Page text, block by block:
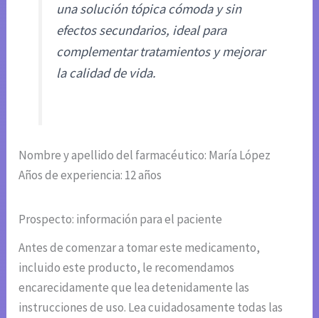
una solución tópica cómoda y sin
efectos secundarios, ideal para
complementar tratamientos y mejorar
la calidad de vida.
Nombre y apellido del farmacéutico: María López
Años de experiencia: 12 años
Prospecto: información para el paciente
Antes de comenzar a tomar este medicamento,
incluido este producto, le recomendamos
encarecidamente que lea detenidamente las
instrucciones de uso. Lea cuidadosamente todas las